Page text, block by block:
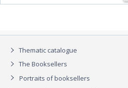
Thematic catalogue
The Booksellers
Portraits of booksellers